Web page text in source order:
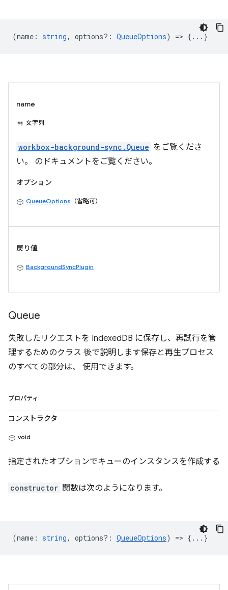
(name : string, options? : QueueOptions) => {...}
name
文字列
workbox-background-sync.Queue をご覧くださ
い。 のドキュメントをご覧ください。
オプション
QueueOptions （省略可）
戻り値
BackgroundSyncPlugin
Queue
失敗したリクエストを IndexedDB に保存し、再試行を管
理するためのクラス 後で説明します保存と再生プロセス
のすべての部分は、 使用できます。
プロパティ
コンストラクタ
void
指定されたオプションでキューのインスタンスを作成する
constructor 関数は次のようになります。
(name : string, options? : QueueOptions) => {...}